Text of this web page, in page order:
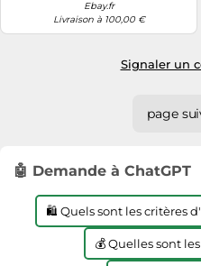
Ebay.fr
Livraison à 100,00 €
Signaler un
page
🤖 Demande à ChatGPT
🛍️ Quels sont les critères
💰 Quelles sont